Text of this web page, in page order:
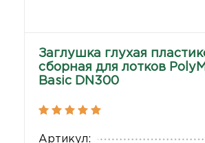
Заглушка глухая
сборная для лотков
Basic DN300
Артикул: